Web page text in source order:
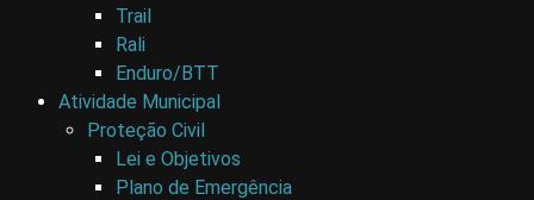
Trail
Rali
Enduro/BTT
Atividade Municipal
Proteção Civil
Lei e Objetivos
Plano de Emergência